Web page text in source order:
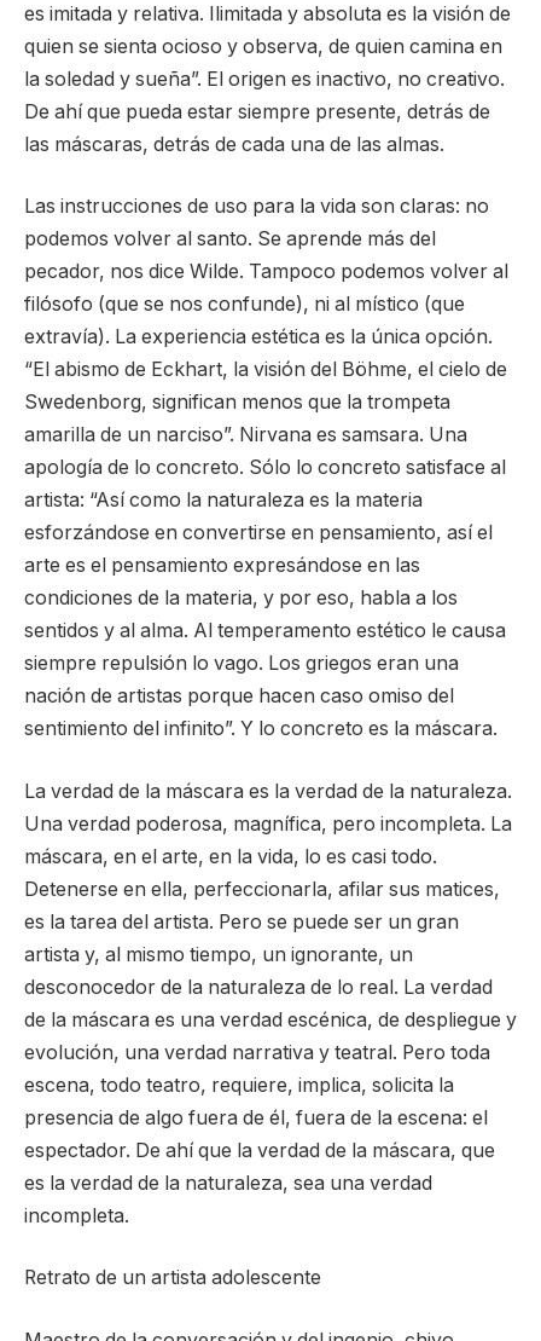
es imitada y relativa. Ilimitada y absoluta es la visión de
quien se sienta ocioso y observa, de quien camina en
la soledad y sueña”. El origen es inactivo, no creativo.
De ahí que pueda estar siempre presente, detrás de
las máscaras, detrás de cada una de las almas.
Las instrucciones de uso para la vida son claras: no
podemos volver al santo. Se aprende más del
pecador, nos dice Wilde. Tampoco podemos volver al
filósofo (que se nos confunde), ni al místico (que
extravía). La experiencia estética es la única opción.
“El abismo de Eckhart, la visión del Böhme, el cielo de
Swedenborg, significan menos que la trompeta
amarilla de un narciso”. Nirvana es samsara. Una
apología de lo concreto. Sólo lo concreto satisface al
artista: “Así como la naturaleza es la materia
esforzándose en convertirse en pensamiento, así el
arte es el pensamiento expresándose en las
condiciones de la materia, y por eso, habla a los
sentidos y al alma. Al temperamento estético le causa
siempre repulsión lo vago. Los griegos eran una
nación de artistas porque hacen caso omiso del
sentimiento del infinito”. Y lo concreto es la máscara.
La verdad de la máscara es la verdad de la naturaleza.
Una verdad poderosa, magnífica, pero incompleta. La
máscara, en el arte, en la vida, lo es casi todo.
Detenerse en ella, perfeccionarla, afilar sus matices,
es la tarea del artista. Pero se puede ser un gran
artista y, al mismo tiempo, un ignorante, un
desconocedor de la naturaleza de lo real. La verdad
de la máscara es una verdad escénica, de despliegue y
evolución, una verdad narrativa y teatral. Pero toda
escena, todo teatro, requiere, implica, solicita la
presencia de algo fuera de él, fuera de la escena: el
espectador. De ahí que la verdad de la máscara, que
es la verdad de la naturaleza, sea una verdad
incompleta.
Retrato de un artista adolescente